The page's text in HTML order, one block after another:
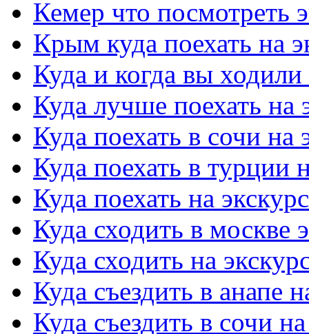
Кемер что посмотреть
Крым куда поехать на
Куда и когда вы
Куда лучше поехать на
Куда поехать в сочи на
Куда поехать в турции
Куда поехать на
Куда сходить в москве
Куда сходить на
Куда съездить в анапе
Куда съездить в сочи